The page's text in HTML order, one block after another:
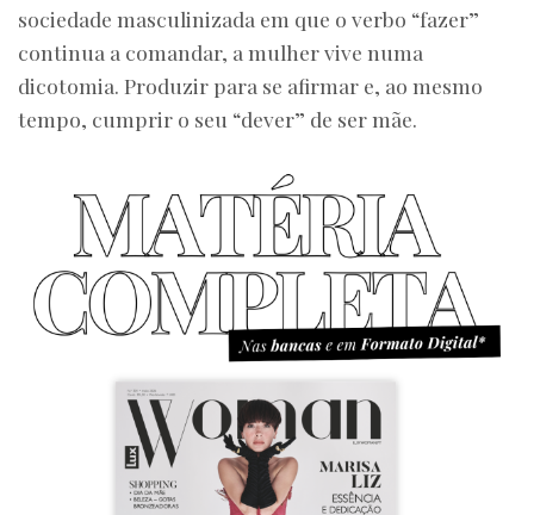
sociedade masculinizada em que o verbo “fazer”
continua a comandar, a mulher vive numa
dicotomia. Produzir para se afirmar e, ao mesmo
tempo, cumprir o seu “dever” de ser mãe.